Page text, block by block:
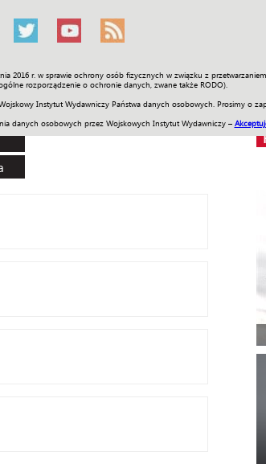
2016 r. w sprawie ochrony osób fizycznych w związku z
rozporządzenie o ochronie danych, zwane także RODO).
Instytut Wydawniczy Państwa danych osobowych. Prosimy o
danych osobowych przez Wojskowych Instytut Wydawniczy –
Historia Galerie Wideo ENGLISH